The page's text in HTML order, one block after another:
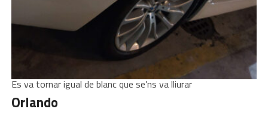
Es va tornar igual de blanc que se’ns va lliurar
Orlando